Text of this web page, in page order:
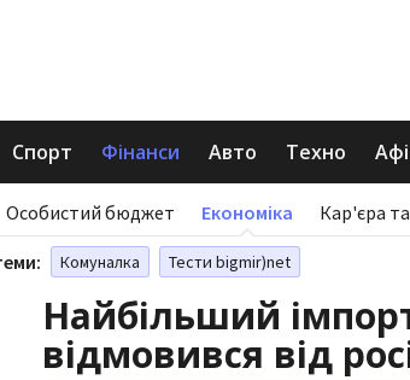
Спорт Фінанси Авто Техно
Особистий бюджет Економіка Кар'єра
Комуналка Тести bigmir)net
Найбільший
відмовився від